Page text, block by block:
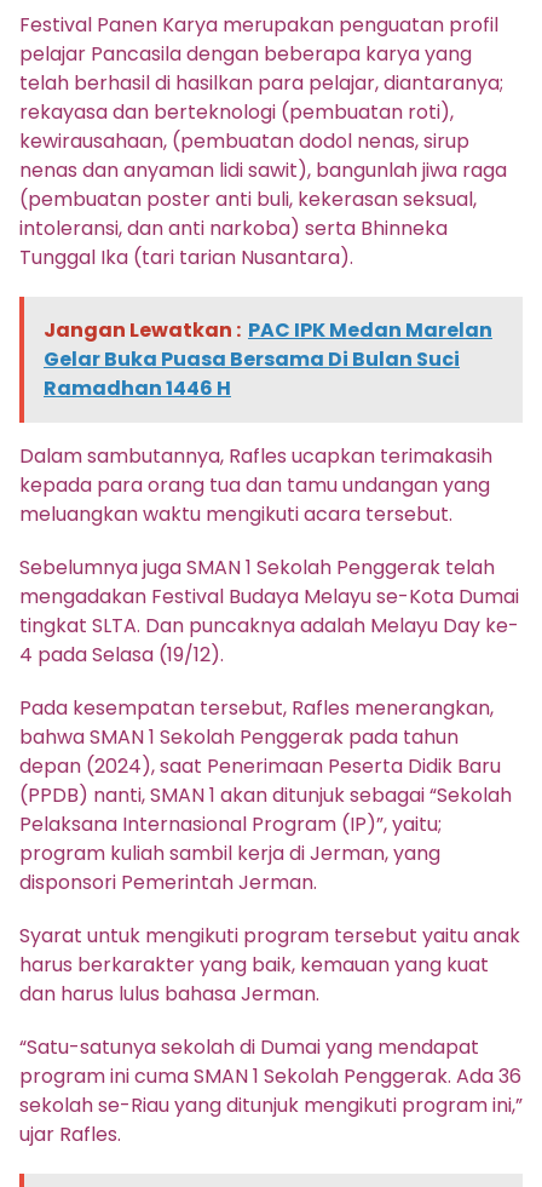
Festival Panen Karya merupakan penguatan profil
pelajar Pancasila dengan beberapa karya yang
telah berhasil di hasilkan para pelajar, diantaranya;
rekayasa dan berteknologi (pembuatan roti),
kewirausahaan, (pembuatan dodol nenas, sirup
nenas dan anyaman lidi sawit), bangunlah jiwa raga
(pembuatan poster anti buli, kekerasan seksual,
intoleransi, dan anti narkoba) serta Bhinneka
Tunggal Ika (tari tarian Nusantara).
Jangan Lewatkan : PAC IPK Medan Marelan
Gelar Buka Puasa Bersama Di Bulan Suci
Ramadhan 1446 H
Dalam sambutannya, Rafles ucapkan terimakasih
kepada para orang tua dan tamu undangan yang
meluangkan waktu mengikuti acara tersebut.
Sebelumnya juga SMAN 1 Sekolah Penggerak telah
mengadakan Festival Budaya Melayu se-Kota Dumai
tingkat SLTA. Dan puncaknya adalah Melayu Day ke-
4 pada Selasa (19/12).
Pada kesempatan tersebut, Rafles menerangkan,
bahwa SMAN 1 Sekolah Penggerak pada tahun
depan (2024), saat Penerimaan Peserta Didik Baru
(PPDB) nanti, SMAN 1 akan ditunjuk sebagai “Sekolah
Pelaksana Internasional Program (IP)”, yaitu;
program kuliah sambil kerja di Jerman, yang
disponsori Pemerintah Jerman.
Syarat untuk mengikuti program tersebut yaitu anak
harus berkarakter yang baik, kemauan yang kuat
dan harus lulus bahasa Jerman.
“Satu-satunya sekolah di Dumai yang mendapat
program ini cuma SMAN 1 Sekolah Penggerak. Ada 36
sekolah se-Riau yang ditunjuk mengikuti program ini,”
ujar Rafles.